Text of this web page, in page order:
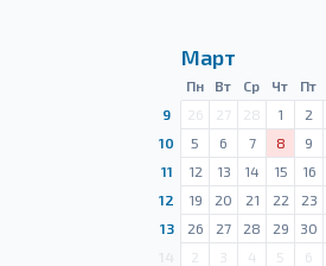
Март
Пн Вт Ср Чт Пт
9
26 27 28 1 2
10
5 6 7 8 9
11
12 13 14 15 16
12
19 20 21 22 23
13
26 27 28 29 30
2 3 4 5 6